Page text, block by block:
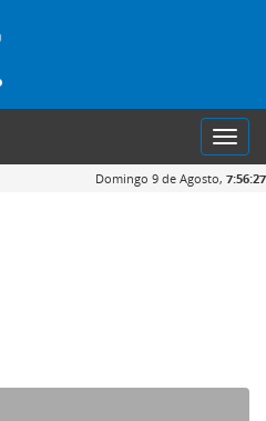
Domingo 9 de Agosto, 7:56:27